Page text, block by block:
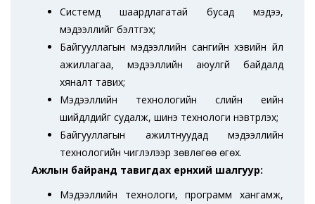
Системд шаардлагатай бусад мэдээ,
мэдээллийг бэлтгэх;
Байгууллагын мэдээллийн сангийн хэвийн үйл
ажиллагаа, мэдээллийн аюулгүй байдалд
хяналт тавих;
Мэдээллийн технологийн сүүлийн үеийн
шийдлүүдийг судалж, шинэ технологи нэвтрүүлэх;
Байгууллагын ажилтнуудад мэдээллийн
технологийн чиглэлээр зөвлөгөө өгөх.
Ажлын байранд тавигдах ерөнхий шалгуур:
Мэдээллийн технологи, программ хангамж,